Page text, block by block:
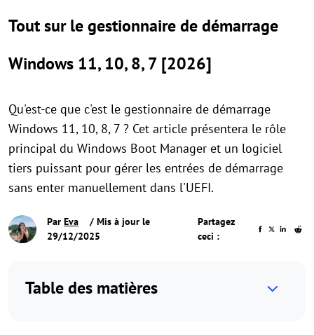
Tout sur le gestionnaire de démarrage
Windows 11, 10, 8, 7 [2026]
Qu'est-ce que c'est le gestionnaire de démarrage
Windows 11, 10, 8, 7 ? Cet article présentera le rôle
principal du Windows Boot Manager et un logiciel
tiers puissant pour gérer les entrées de démarrage
sans enter manuellement dans l'UEFI.
Par Eva
/ Mis à jour le
29/12/2025
Partagez
ceci :
Table des matières